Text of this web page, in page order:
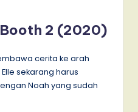
Booth 2 (2020)
cerita ke arah
sekarang harus
Noah yang sudah